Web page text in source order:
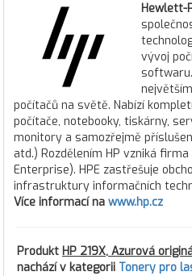
Hewlett-
vývoj
počítačů na světě. Nabízí
počítače, notebooky, tiskárny,
monitory a samozřejmě
atd.) Rozdělením HP vzniká
Enterprise). HPE zastřešuje
infrastruktury informačních
Více informací na www.hp.cz
Produkt HP 219X, Azurová
nachází v kategorii Tonery pro